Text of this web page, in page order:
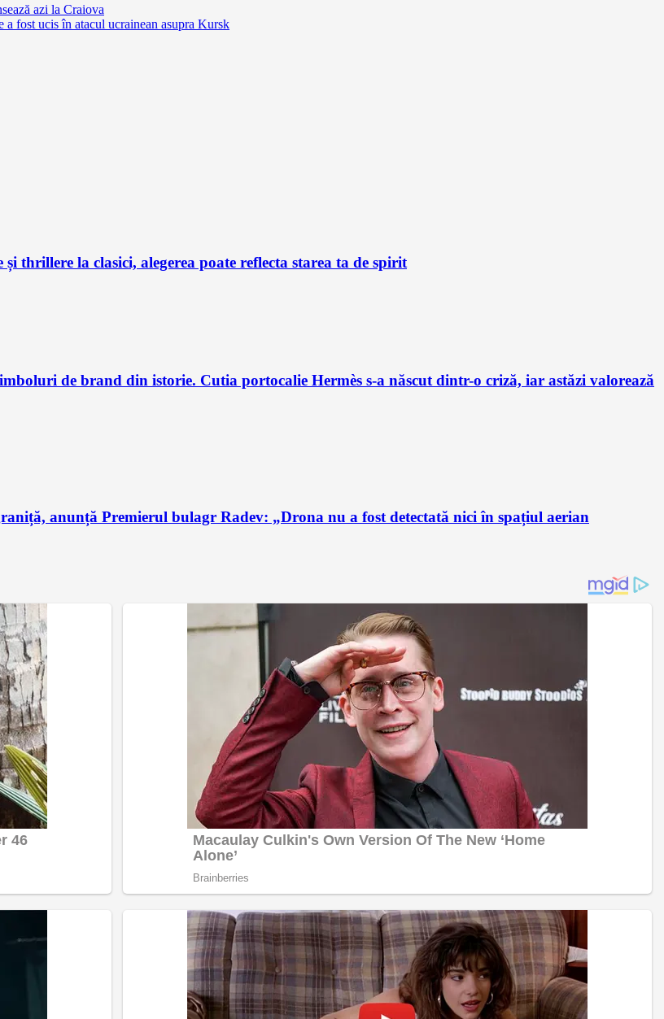
azi la Craiova
fost ucis în atacul ucrainean asupra Kursk
thrillere la clasici, alegerea poate reflecta starea ta de spirit
de brand din istorie. Cutia portocalie Hermès s-a născut dintr-o criză, iar astăzi valorează
anunță Premierul bulagr Radev: „Drona nu a fost detectată nici în spațiul aerian